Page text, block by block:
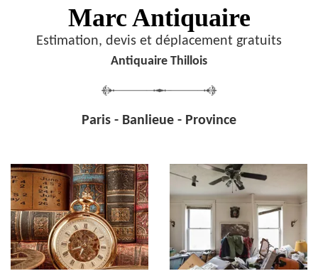
Marc Antiquaire
Estimation, devis et déplacement gratuits
Antiquaire Thillois
Paris - Banlieue - Province